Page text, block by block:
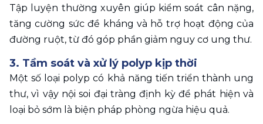
Tập luyện thường xuyên giúp kiểm soát cân nặng,
tăng cường sức đề kháng và hỗ trợ hoạt động của
đường ruột, từ đó góp phần giảm nguy cơ ung thư.
3. Tầm soát và xử lý polyp kịp thời
Một số loại polyp có khả năng tiến triển thành ung
thư, vì vậy nội soi đại tràng định kỳ để phát hiện và
loại bỏ sớm là biện pháp phòng ngừa hiệu quả.